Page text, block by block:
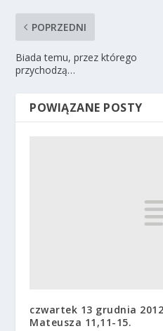
POPRZEDNI
Biada temu, przez którego
przychodzą…
POWIĄZANE POSTY
czwartek 13 grudnia
Mateusza 11,11-15.